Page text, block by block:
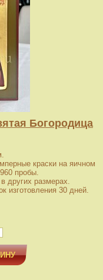
Богородица
краски на яичном
пробы.
других размерах.
изготовления 30 дней.